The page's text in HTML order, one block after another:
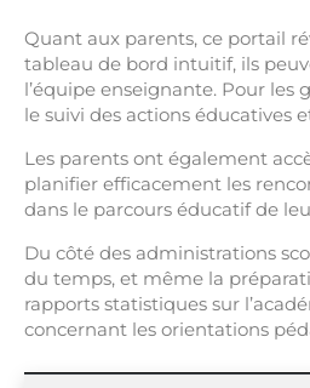
Quant aux parents, ce portail
tableau de bord intuitif, ils
l’équipe enseignante. Pour
le suivi des actions éducatives
Les parents ont également
planifier efficacement les
dans le parcours éducatif de
Du côté des administrations
du temps, et même la
rapports statistiques sur
concernant les orientations